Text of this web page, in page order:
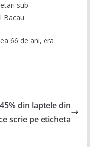
sub
Bacau.
66 de ani, era
din laptele din
scrie pe eticheta